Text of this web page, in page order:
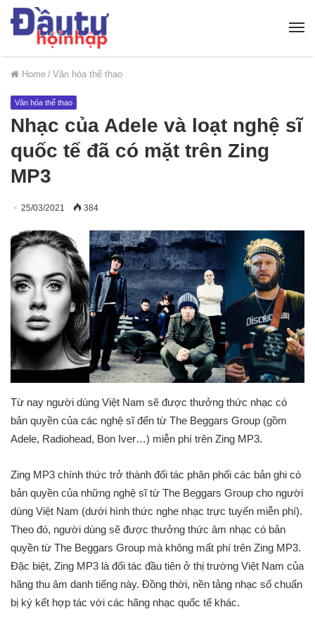
Home / Văn hóa thể thao
Văn hóa thể thao
Nhạc của Adele và loạt nghệ sĩ
quốc tế đã có mặt trên Zing
MP3
25/03/2021 384
Từ nay người dùng Việt Nam sẽ được thưởng thức nhạc có
bản quyền của các nghệ sĩ đến từ The Beggars Group (gồm
Adele, Radiohead, Bon Iver…) miễn phí trên Zing MP3.
Zing MP3 chính thức trở thành đối tác phân phối các bản ghi có
bản quyền của những nghệ sĩ từ The Beggars Group cho người
dùng Việt Nam (dưới hình thức nghe nhạc trực tuyến miễn phí).
Theo đó, người dùng sẽ được thưởng thức âm nhạc có bản
quyền từ The Beggars Group mà không mất phí trên Zing MP3.
Đặc biệt, Zing MP3 là đối tác đầu tiên ở thị trường Việt Nam của
hãng thu âm danh tiếng này. Đồng thời, nền tảng nhạc số chuẩn
bị ký kết hợp tác với các hãng nhạc quốc tế khác.